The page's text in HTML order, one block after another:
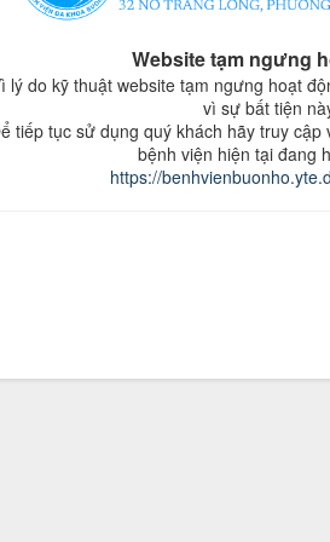
Website tạm ngưng
lý do kỹ thuật website tạm ngưng hoạt
vì sự bất tiện
tiếp tục sử dụng quý khách hãy truy cập
bệnh viện hiện tại đang
https://